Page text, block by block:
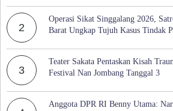
2
Operasi Sikat Singgalang 2026,
Barat Ungkap Tujuh Kasus Tindak
3
Teater Sakata Pentaskan Kisah
Festival Nan Jombang Tanggal 3
Anggota DPR RI Benny Utama: